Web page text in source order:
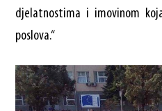
djelatnostima i imovinom
poslova.“